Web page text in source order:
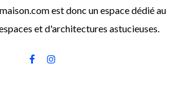
est donc un espace dédié au
et d'architectures astucieuses.